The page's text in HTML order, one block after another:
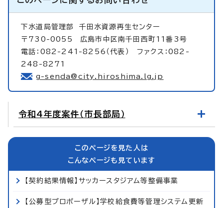
下水道局管理部 千田水資源再生センター
〒730-0055 広島市中区南千田西町11番3号
電話：082-241-8256（代表） ファクス：082-
248-8271
g-senda@city.hiroshima.lg.jp
令和4年度案件（市長部局）
このページを見た人は
こんなページも見ています
【契約結果情報】サッカースタジアム等整備事業
【公募型プロポーザル】学校給食費等管理システム更新